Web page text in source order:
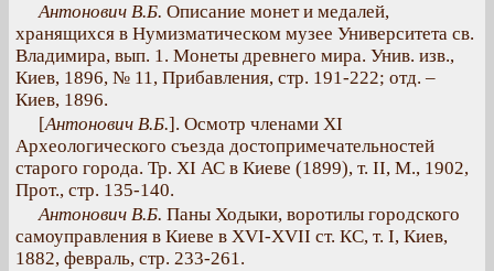
Антонович В.Б. Описание монет и медалей,
хранящихся в Нумизматическом музее Университета св.
Владимира, вып. 1. Монеты древнего мира. Унив. изв.,
Киев, 1896, № 11, Прибавления, стр. 191-222; отд. –
Киев, 1896.
[Антонович В.Б.]. Осмотр членами XI
Археологического съезда достопримечательностей
старого города. Тр. XI АС в Киеве (1899), т. II, М., 1902,
Прот., стр. 135-140.
Антонович В.Б. Паны Ходыки, воротилы городского
самоуправления в Киеве в XVI-XVII ст. КС, т. I, Киев,
1882, февраль, стр. 233-261.